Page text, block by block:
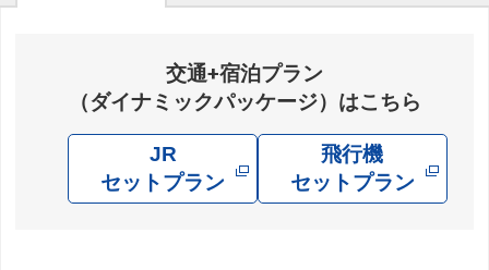
交通+宿泊プラン
（ダイナミックパッケージ）はこちら
JR
セットプラン
飛行機
セットプラン